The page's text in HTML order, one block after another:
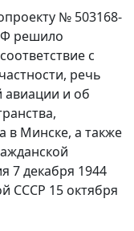
№ 503168-
решило
с
речь
авиации и об
в Минске, а также
7 декабря 1944
СССР 15 октября